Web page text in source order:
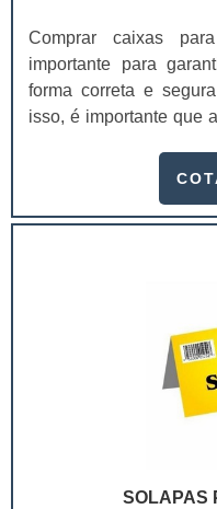
Comprar caixas
importante para
forma correta e
isso, é importante que
alta qualidade e, de
vantagens para o
sabor;Melhor
gestores de diversos
caixas para produtos
atuam em
SOLAPAS